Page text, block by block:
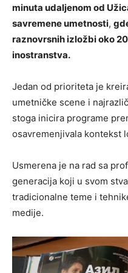
minuta udaljenom od
savremene umetnosti,
raznovrsnih izložbi oko
inostranstva.
Jedan od prioriteta je
umetničke scene i
stoga inicira programe
osavremenjivala kontekst
Usmerena je na rad sa
generacija koji u svom
tradicionalne teme i
medije.